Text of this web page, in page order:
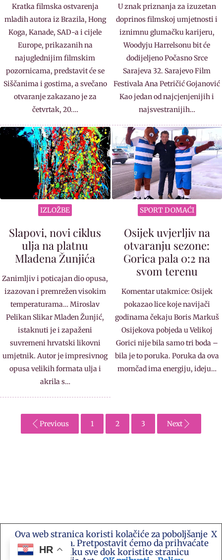
Kratka filmska ostvarenja
mladih autora iz Brazila, Hong
Koga, Kanade, SAD-a i cijele
Europe, prikazanih na
najuglednijim filmskim
pozornicama, predstavit će se
Siščanima i gostima, a svečano
otvaranje zakazano je za
četvrtak, 20.…
U znak priznanja za izuzetan
doprinos filmskoj umjetnosti i
iznimnu glumačku karijeru,
Woodyju Harrelsonu bit će
dodijeljeno Počasno Srce
Sarajeva 32. Sarajevo Film
Festivala Ana Petričić Gojanović
Kao jedan od najcjenjenijih i
najsvestranijih…
IZLOŽBE
Slapovi, novi ciklus
ulja na platnu
Mladena Žunjića
Zanimljiv i poticajan dio opusa,
izazovan i premrežen visokim
temperaturama… Miroslav
Pelikan Slikar Mladen Žunjić,
istaknuti je i zapaženi
suvremeni hrvatski likovni
umjetnik. Autor je impresivnog
opusa velikih formata ulja i
akrila s…
SPORT DOMAĆI
Osijek uvjerljiv na
otvaranju sezone:
Gorica pala 0:2 na
svom terenu
Komentar utakmice: Osijek
pokazao lice koje navijači
godinama čekaju Boris Markuš
Osijekova pobjeda u Velikoj
Gorici nije bila samo tri boda –
bila je to poruka. Poruka da ova
momčad ima energiju, ideju…
Previous 1 2 3 Next
Kontakt e-mail: akademija.art@gmail.com •
Akademija Art Zagreb • Hrvatska stranica za
umjetnost i sve druge vijesti te platforma suradnje
HR
Ova web stranica koristi kolačiće za poboljšanje
vašeg iskustva. Pretpostavit ćemo da prihvaćate
ovu politiku sve dok koristite stranicu
X